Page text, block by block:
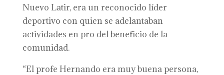
Nuevo Latir, era un reconocido líder
deportivo con quien se adelantaban
actividades en pro del beneficio de la
comunidad.
“El profe Hernando era muy buena persona,